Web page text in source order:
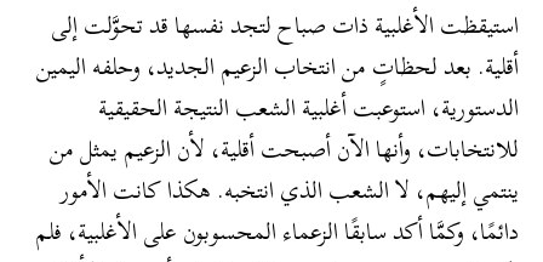
استيقظت الأغلبية ذات صباح لتجد نفسها قد تحوَّلت إلى
أقلية. بعد لحظاتٍ من انتخاب الزعيم الجديد، وحلفه اليمين
الدستورية، استوعبت أغلبية الشعب النتيجة الحقيقية
للانتخابات، وأنها الآن أصبحت أقلية، لأن الزعيم يمثل من
ينتمي إليهم، لا الشعب الذي انتخبه. هكذا كانت الأمور
دائمًا، وكمَّا أكد سابقًا الزعماء المحسوبون على الأغلبية، فلم